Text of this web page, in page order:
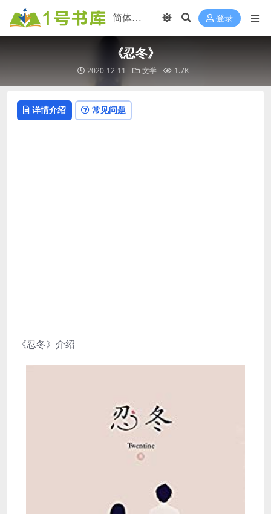
登录
《忍冬》
2020-12-11 文学 1.7K
详情介绍 常见问题
《忍冬》介绍